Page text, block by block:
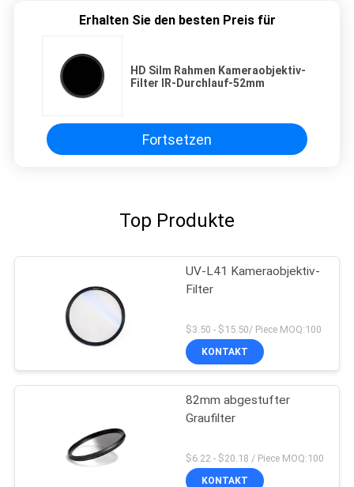
Erhalten Sie den besten Preis für
HD Silm Rahmen Kameraobjektiv-
Filter IR-Durchlauf-52mm
Fortsetzen
Top Produkte
UV-L41 Kameraobjektiv-
Filter
$3.50 - $15.50/ Piece MOQ:100
KONTAKT
82mm abgestufter
Graufilter
$6.22 - $20.18 / Piece MOQ:100
KONTAKT